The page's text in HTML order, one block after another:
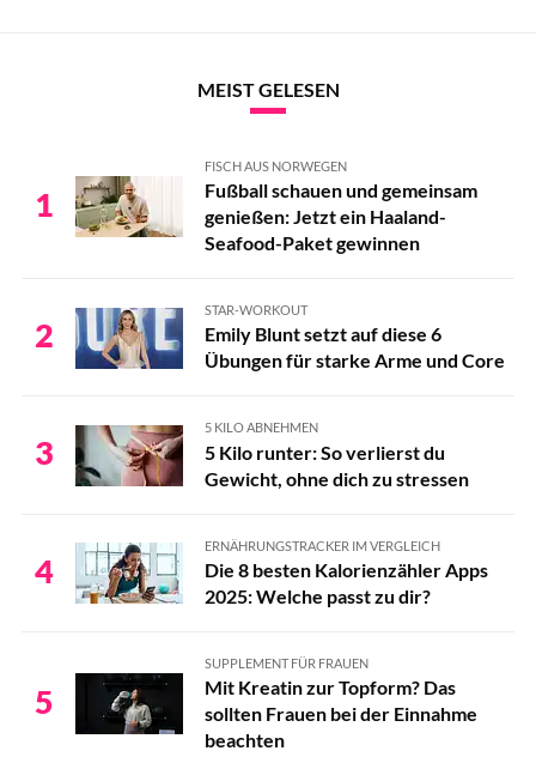
MEIST GELESEN
1
FISCH AUS NORWEGEN
Fußball schauen und gemeinsam
genießen: Jetzt ein Haaland-
Seafood-Paket gewinnen
2
STAR-WORKOUT
Emily Blunt setzt auf diese 6
Übungen für starke Arme und Core
3
5 KILO ABNEHMEN
5 Kilo runter: So verlierst du
Gewicht, ohne dich zu stressen
4
ERNÄHRUNGSTRACKER IM VERGLEICH
Die 8 besten Kalorienzähler Apps
2025: Welche passt zu dir?
5
SUPPLEMENT FÜR FRAUEN
Mit Kreatin zur Topform? Das
sollten Frauen bei der Einnahme
beachten